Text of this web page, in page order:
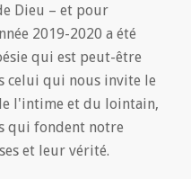
Dieu – et pour
2019-2020 a été
qui est peut-être
celui qui nous invite le
l'intime et du lointain,
qui fondent notre
et leur vérité.